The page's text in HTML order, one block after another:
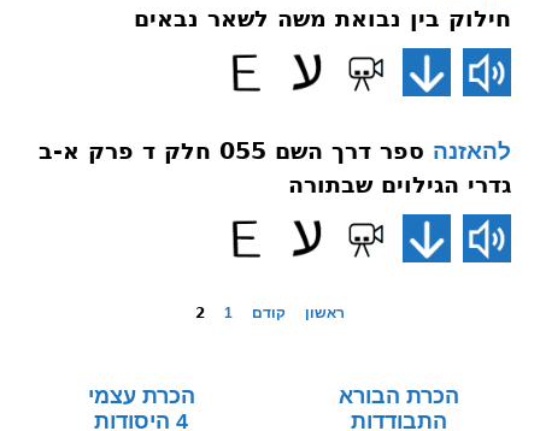
חילוק בין נבואת משה לשאר נבאים
להאזנה
ספר דרך השם 055 חלק ד פרק א-ב
גדרי הגילוים שבתורה
ראשון קודם 1
2
הכרת הבורא
הכרת עצמי
התבודדות
4 היסודות